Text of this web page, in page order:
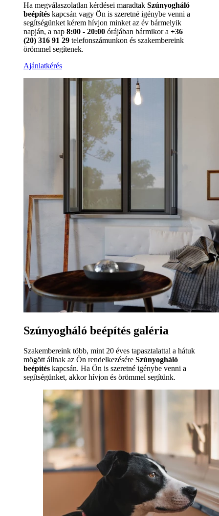
Ha megválaszolatlan kérdései maradtak Szúnyogháló
beépítés kapcsán vagy Ön is szeretné igénybe venni a
segítségünket kérem hívjon minket az év bármelyik
napján, a nap 8:00 - 20:00 órájában bármikor a +36
(20) 316 91 29 telefonszámunkon és szakembereink
örömmel segítenek.
Ajánlatkérés
Szúnyogháló beépítés galéria
Szakembereink több, mint 20 éves tapasztalattal a hátuk
mögött állnak az Ön rendelkezésére Szúnyogháló
beépítés kapcsán. Ha Ön is szeretné igénybe venni a
segítségünket, akkor hívjon és örömmel segítünk.